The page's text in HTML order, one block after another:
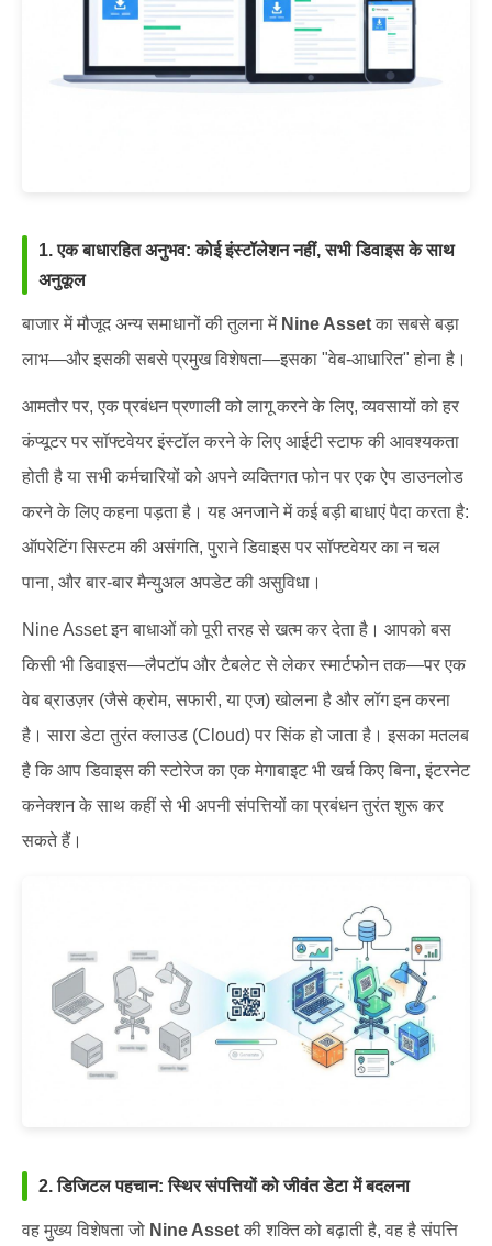
1. एक बाधारहित अनुभव: कोई इंस्टॉलेशन नहीं, सभी डिवाइस के साथ
अनुकूल
बाजार में मौजूद अन्य समाधानों की तुलना में Nine Asset का सबसे बड़ा
लाभ—और इसकी सबसे प्रमुख विशेषता—इसका "वेब-आधारित" होना है।
आमतौर पर, एक प्रबंधन प्रणाली को लागू करने के लिए, व्यवसायों को हर
कंप्यूटर पर सॉफ्टवेयर इंस्टॉल करने के लिए आईटी स्टाफ की आवश्यकता
होती है या सभी कर्मचारियों को अपने व्यक्तिगत फोन पर एक ऐप डाउनलोड
करने के लिए कहना पड़ता है। यह अनजाने में कई बड़ी बाधाएं पैदा करता है:
ऑपरेटिंग सिस्टम की असंगति, पुराने डिवाइस पर सॉफ्टवेयर का न चल
पाना, और बार-बार मैन्युअल अपडेट की असुविधा।
Nine Asset इन बाधाओं को पूरी तरह से खत्म कर देता है। आपको बस
किसी भी डिवाइस—लैपटॉप और टैबलेट से लेकर स्मार्टफोन तक—पर एक
वेब ब्राउज़र (जैसे क्रोम, सफारी, या एज) खोलना है और लॉग इन करना
है। सारा डेटा तुरंत क्लाउड (Cloud) पर सिंक हो जाता है। इसका मतलब
है कि आप डिवाइस की स्टोरेज का एक मेगाबाइट भी खर्च किए बिना, इंटरनेट
कनेक्शन के साथ कहीं से भी अपनी संपत्तियों का प्रबंधन तुरंत शुरू कर
सकते हैं।
2. डिजिटल पहचान: स्थिर संपत्तियों को जीवंत डेटा में बदलना
वह मुख्य विशेषता जो Nine Asset की शक्ति को बढ़ाती है, वह है संपत्ति